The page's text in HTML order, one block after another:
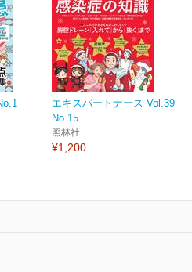
エキスパートナース Vol.39
No.15
照林社
¥1,200